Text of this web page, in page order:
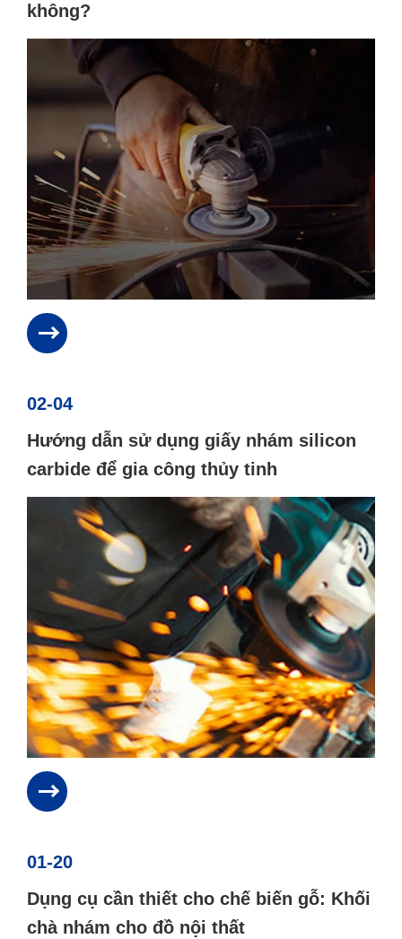
không?
02-04
Hướng dẫn sử dụng giấy nhám silicon
carbide để gia công thủy tinh
01-20
Dụng cụ cần thiết cho chế biến gỗ: Khối
chà nhám cho đồ nội thất